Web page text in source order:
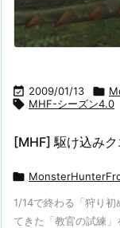
 2009/01/13 
 MHF-シーズン4.0
[MHF] 駆け込み

1/14で終わる「狩り初
てきた「教官の試練」